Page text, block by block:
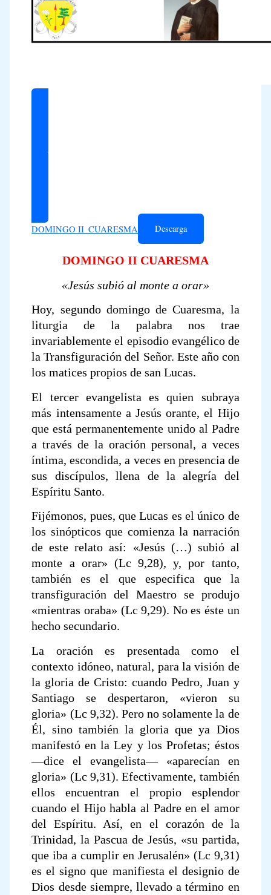
O. Universal
DOMINGO II_CUARESMA Descarga
DOMINGO II CUARESMA
«Jesús subió al monte a orar»
Hoy, segundo domingo de Cuaresma, la
liturgia de la palabra nos trae
invariablemente el episodio evangélico de
la Transfiguración del Señor. Este año con
los matices propios de san Lucas.
El tercer evangelista es quien subraya
más intensamente a Jesús orante, el Hijo
que está permanentemente unido al Padre
a través de la oración personal, a veces
íntima, escondida, a veces en presencia de
sus discípulos, llena de la alegría del
Espíritu Santo.
Fijémonos, pues, que Lucas es el único de
los sinópticos que comienza la narración
de este relato así: «Jesús (…) subió al
monte a orar» (Lc 9,28), y, por tanto,
también es el que especifica que la
transfiguración del Maestro se produjo
«mientras oraba» (Lc 9,29). No es éste un
hecho secundario.
La oración es presentada como el
contexto idóneo, natural, para la visión de
la gloria de Cristo: cuando Pedro, Juan y
Santiago se despertaron, «vieron su
gloria» (Lc 9,32). Pero no solamente la de
Él, sino también la gloria que ya Dios
manifestó en la Ley y los Profetas; éstos
—dice el evangelista— «aparecían en
gloria» (Lc 9,31). Efectivamente, también
ellos encuentran el propio esplendor
cuando el Hijo habla al Padre en el amor
del Espíritu. Así, en el corazón de la
Trinidad, la Pascua de Jesús, «su partida,
que iba a cumplir en Jerusalén» (Lc 9,31)
es el signo que manifiesta el designio de
Dios desde siempre, llevado a término en